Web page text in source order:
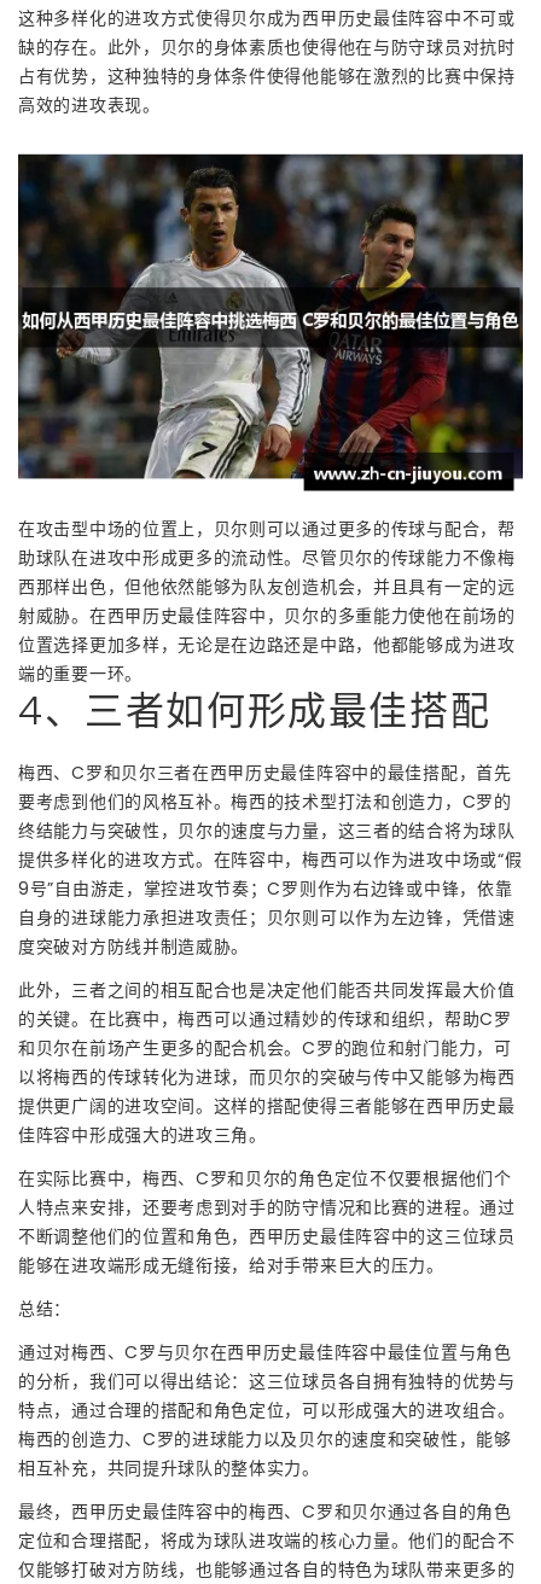
这种多样化的进攻方式使得贝尔成为西甲历史最佳阵容中不可或
缺的存在。此外，贝尔的身体素质也使得他在与防守球员对抗时
占有优势，这种独特的身体条件使得他能够在激烈的比赛中保持
高效的进攻表现。
在攻击型中场的位置上，贝尔则可以通过更多的传球与配合，帮
助球队在进攻中形成更多的流动性。尽管贝尔的传球能力不像梅
西那样出色，但他依然能够为队友创造机会，并且具有一定的远
射威胁。在西甲历史最佳阵容中，贝尔的多重能力使他在前场的
位置选择更加多样，无论是在边路还是中路，他都能够成为进攻
端的重要一环。
4、三者如何形成最佳搭配
梅西、C罗和贝尔三者在西甲历史最佳阵容中的最佳搭配，首先
要考虑到他们的风格互补。梅西的技术型打法和创造力，C罗的
终结能力与突破性，贝尔的速度与力量，这三者的结合将为球队
提供多样化的进攻方式。在阵容中，梅西可以作为进攻中场或“假
9号”自由游走，掌控进攻节奏；C罗则作为右边锋或中锋，依靠
自身的进球能力承担进攻责任；贝尔则可以作为左边锋，凭借速
度突破对方防线并制造威胁。
此外，三者之间的相互配合也是决定他们能否共同发挥最大价值
的关键。在比赛中，梅西可以通过精妙的传球和组织，帮助C罗
和贝尔在前场产生更多的配合机会。C罗的跑位和射门能力，可
以将梅西的传球转化为进球，而贝尔的突破与传中又能够为梅西
提供更广阔的进攻空间。这样的搭配使得三者能够在西甲历史最
佳阵容中形成强大的进攻三角。
在实际比赛中，梅西、C罗和贝尔的角色定位不仅要根据他们个
人特点来安排，还要考虑到对手的防守情况和比赛的进程。通过
不断调整他们的位置和角色，西甲历史最佳阵容中的这三位球员
能够在进攻端形成无缝衔接，给对手带来巨大的压力。
总结：
通过对梅西、C罗与贝尔在西甲历史最佳阵容中最佳位置与角色
的分析，我们可以得出结论：这三位球员各自拥有独特的优势与
特点，通过合理的搭配和角色定位，可以形成强大的进攻组合。
梅西的创造力、C罗的进球能力以及贝尔的速度和突破性，能够
相互补充，共同提升球队的整体实力。
最终，西甲历史最佳阵容中的梅西、C罗和贝尔通过各自的角色
定位和合理搭配，将成为球队进攻端的核心力量。他们的配合不
仅能够打破对方防线，也能够通过各自的特色为球队带来更多的